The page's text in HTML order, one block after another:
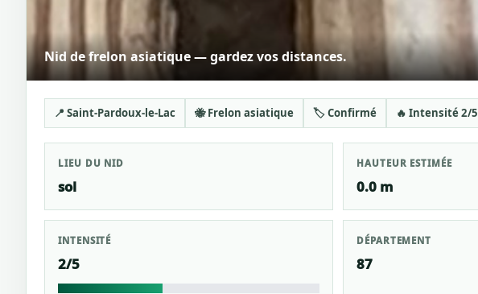
Nid de frelon asiatique — gardez vos distances.
📍 Saint-Pardoux-le-Lac 🐝 Frelon asiatique 🏷️ Confirmé 🔥 Intensité 2/5
LIEU DU NID
sol
HAUTEUR ESTIMÉE
0.0 m
INTENSITÉ
2/5
DÉPARTEMENT
87